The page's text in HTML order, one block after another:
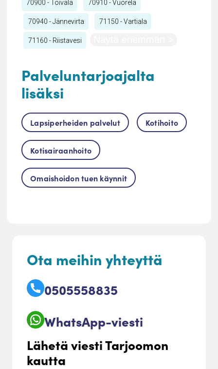
70900 - Toivala 70910 - Vuorela
70940 - Jännevirta 71150 - Vartiala
71160 - Riistavesi
Palveluntarjoajalta
lisäksi
Lapsiperheiden palvelut Kotihoito
Kotisairaanhoito
Omaishoidon tuen käynnit
Ota meihin yhteyttä
0505558835
WhatsApp-viesti
Lähetä viesti Tarjoomon
kautta